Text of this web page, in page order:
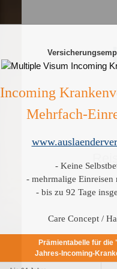
Incoming
Mehrfach-
- Keine
- mehrmalige Einreisen
- bis zu 92 Tage
Care Concept /
Prämientabelle für die
Jahres-Incoming-